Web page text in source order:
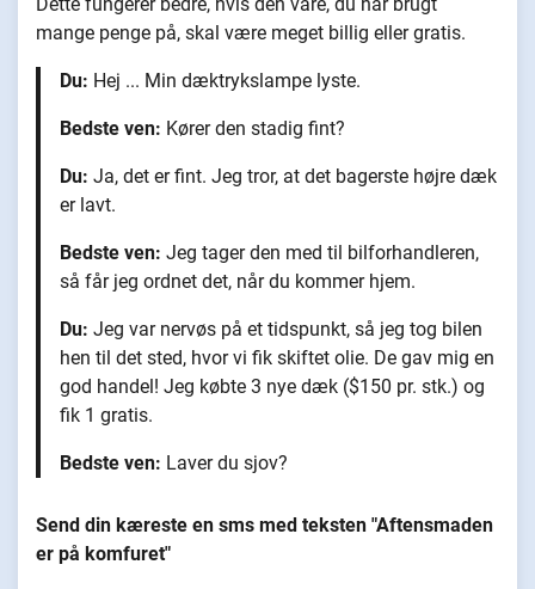
Dette fungerer bedre, hvis den vare, du har brugt
mange penge på, skal være meget billig eller gratis.
Du: Hej ... Min dæktrykslampe lyste.
Bedste ven: Kører den stadig fint?
Du: Ja, det er fint. Jeg tror, at det bagerste højre dæk
er lavt.
Bedste ven: Jeg tager den med til bilforhandleren,
så får jeg ordnet det, når du kommer hjem.
Du: Jeg var nervøs på et tidspunkt, så jeg tog bilen
hen til det sted, hvor vi fik skiftet olie. De gav mig en
god handel! Jeg købte 3 nye dæk ($150 pr. stk.) og
fik 1 gratis.
Bedste ven: Laver du sjov?
Send din kæreste en sms med teksten "Aftensmaden
er på komfuret"